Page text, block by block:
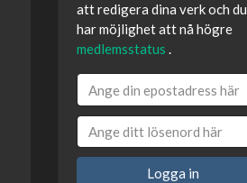
att redigera dina verk och du
har möjlighet att nå högre
medlemsstatus .
Logga in